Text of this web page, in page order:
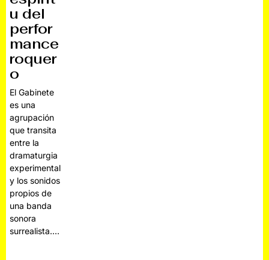
u del
perfor
mance
roquer
o
El Gabinete
es una
agrupación
que transita
entre la
dramaturgia
experimental
y los sonidos
propios de
una banda
sonora
surrealista.…